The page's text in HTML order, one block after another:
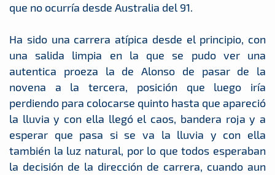
que no ocurría desde Australia del 91.
Ha sido una carrera atípica desde el principio, con
una salida limpia en la que se pudo ver una
autentica proeza la de Alonso de pasar de la
novena a la tercera, posición que luego iría
perdiendo para colocarse quinto hasta que apareció
la lluvia y con ella llegó el caos, bandera roja y a
esperar que pasa si se va la lluvia y con ella
también la luz natural, por lo que todos esperaban
la decisión de la dirección de carrera, cuando aun